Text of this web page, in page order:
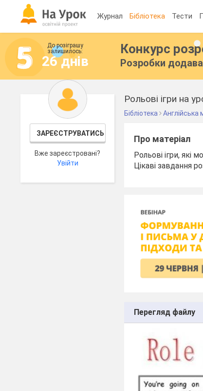
Журнал Бібліотека Тести
До розіграшу
залишилось:
26 днів
Конкурс
Розробки
ЗАРЕЄСТРУВАТИСЬ
Вже зареєстровані?
Увійти
Рольові ігри на
Бібліотека Англійська
Про матеріал
Рольові ігри, які
Цікаві завдання
Перегляд файлу